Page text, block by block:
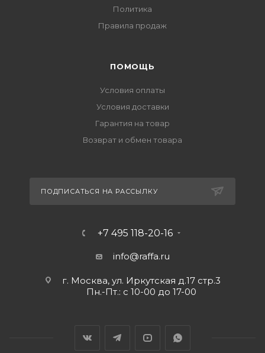
Политика
Правила продаж
ПОМОЩЬ
Условия оплаты
Условия доставки
Гарантия на товар
Возврат и обмен товара
ПОДПИСАТЬСЯ НА РАССЫЛКУ
+7 495 118-20-16
info@raffa.ru
г. Москва, ул. Иркутская д.17 стр.3
Пн.-Пт.: с 10-00 до 17-00